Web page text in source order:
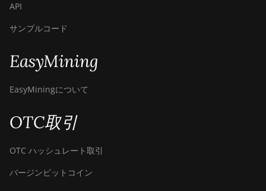
API
サンプルコード
EasyMining
EasyMiningについて
OTC取引
OTC ハッシュレート取引
バージンビットコイン